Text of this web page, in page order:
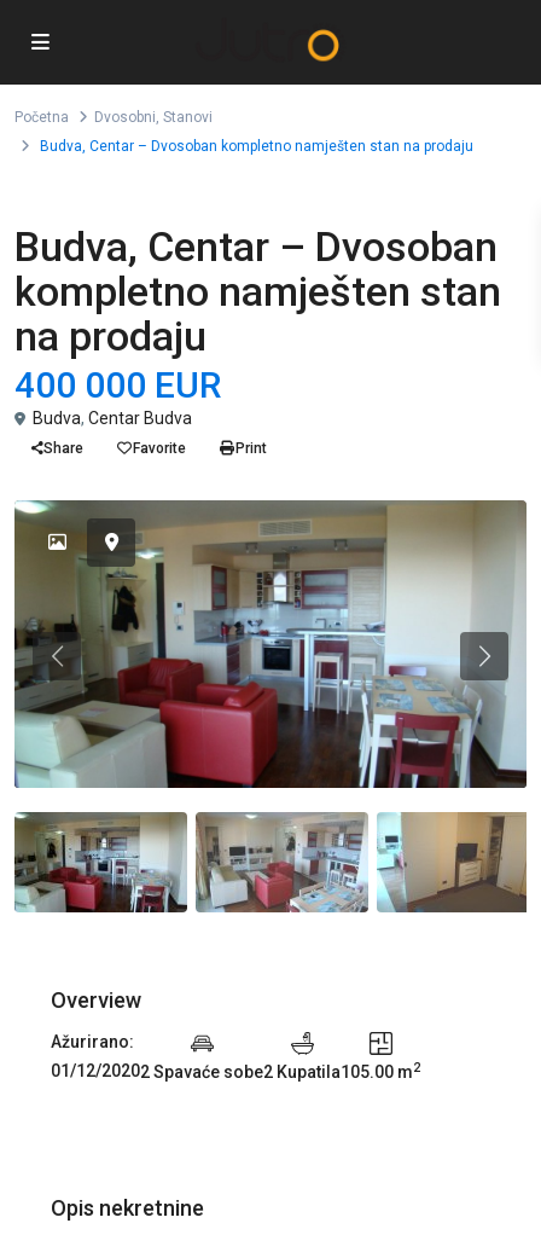
Početna Dvosobni, Stanovi
Budva, Centar – Dvosoban kompletno namješten stan na prodaju
Budva, Centar – Dvosoban
kompletno namješten stan
na prodaju
400 000 EUR
Budva, Centar Budva
Share Favorite Print
Previous
Overview
Ažurirano:
01/12/20202 Spavaće sobe2 Kupatila105.00 m2
Opis nekretnine